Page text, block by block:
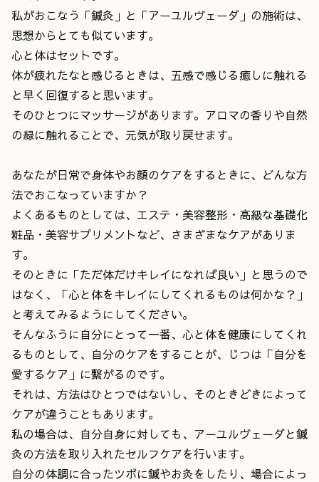
私がおこなう「鍼灸」と「アーユルヴェーダ」の施術は、
思想からとても似ています。
心と体はセットです。
体が疲れたなと感じるときは、五感で感じる癒しに触れる
と早く回復すると思います。
そのひとつにマッサージがあります。アロマの香りや自然
の緑に触れることで、元気が取り戻せます。
あなたが日常で身体やお顔のケアをするときに、どんな方
法でおこなっていますか？
よくあるものとしては、エステ・美容整形・高級な基礎化
粧品・美容サプリメントなど、さまざまなケアがありま
す。
そのときに「ただ体だけキレイになれば良い」と思うので
はなく、「心と体をキレイにしてくれるものは何かな？」
と考えてみるようにしてください。
そんなふうに自分にとって一番、心と体を健康にしてくれ
るものとして、自分のケアをすることが、じつは「自分を
愛するケア」に繋がるのです。
それは、方法はひとつではないし、そのときどきによって
ケアが違うこともあります。
私の場合は、自分自身に対しても、アーユルヴェーダと鍼
灸の方法を取り入れたセルフケアを行います。
自分の体調に合ったツボに鍼やお灸をしたり、場合によっ